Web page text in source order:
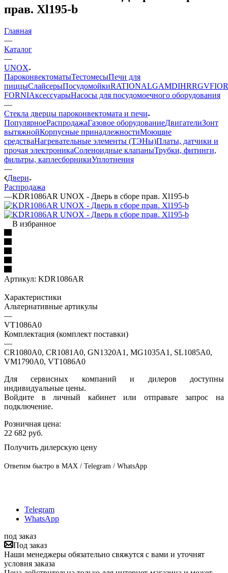
прав. Xl195-b
Главная
—
Каталог
—
UNOX
ПароконвектоматыТестомесыПечи для
пиццыСлайсерыПосудомойкиRATIONALGAMDIHRRGV
FORNIАксессуарыНасосы для посудомоечного оборудования
—
Стекла дверцы пароконвектомата и печи
ПопулярноеРаспродажаГазовое оборудованиеДвигателиЗонт
вытяжнойКорпусные принадлежностиМоющие
средстваНагревательные элементы (ТЭНы)Платы, датчики и
прочая электроникаСоленоидные клапаныТрубки, фитинги,
фильтры, каплесборникиУплотнения
—
Двери
Распродажа
—KDR1086AR UNOX - Дверь в сборе прав. Xl195-b
В избранное
Артикул: KDR1086AR
Характеристики
Альтернативные артикулы
—
VT1086A0
Комплектация (комплект поставки)
—
CR1080A0, CR1081A0, GN1320A1, MG1035A1, SL1085A0,
VM1790A0, VT1086A0
Для сервисных компаний и дилеров доступны
индивидуальные цены.
Войдите в личный кабинет или отправьте запрос на
подключение.
Розничная цена:
22 682 руб.
Получить дилерскую цену
Ответим быстро в MAX / Telegram / WhatsApp
Telegram
WhatsApp
под заказ
Под заказ
Наши менеджеры обязательно свяжутся с вами и уточнят
условия заказа